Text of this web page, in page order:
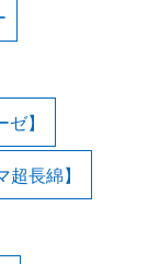
】
長綿】